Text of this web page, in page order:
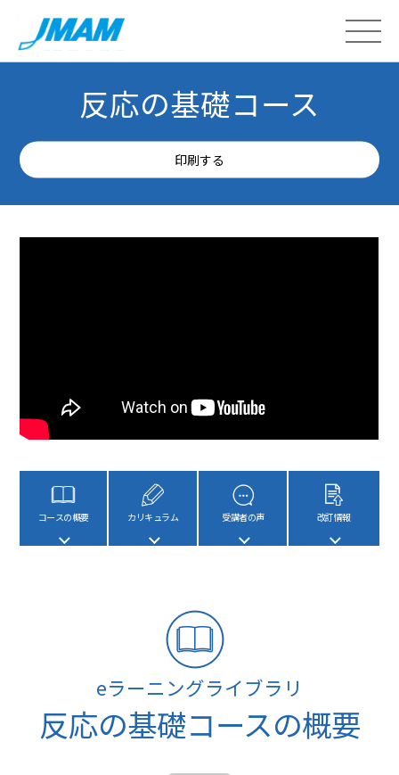
反応の基礎コース
印刷する
コースの概要 カリキュラム 受講者の声 改訂情報
eラーニングライブラリ
反応の基礎コースの概要